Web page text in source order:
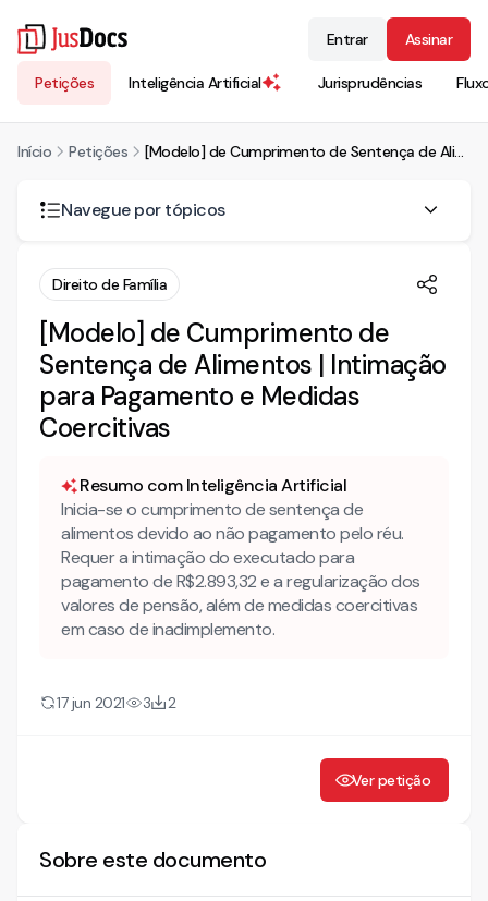
Petições Inteligência Artificial Jurisprudências
Entrar Assinar
Início Petições [Modelo] de Cumprimento de Sentença de Alimentos | Intimação para Pagamento e Medidas Coercitivas
Navegue por tópicos
CUMPRIMENTO DE SENTENÇA
I - DA GRATUIDADE DE JUSTIÇA
II - DOS FATOS
III - CÁLCULO DE DÉBITO
IV - DOS FUNDAMENTOS JURÍDICOS
Direito de Família
[Modelo] de Cumprimento de
Sentença de Alimentos | Intimação
para Pagamento e Medidas
Coercitivas
Resumo com Inteligência Artificial
Inicia-se o cumprimento de sentença de
alimentos devido ao não pagamento pelo réu.
Requer a intimação do executado para
pagamento de R$2.893,32 e a regularização dos
valores de pensão, além de medidas coercitivas
em caso de inadimplemento.
17 jun 2021 3 2
Ver petição
Sobre este documento